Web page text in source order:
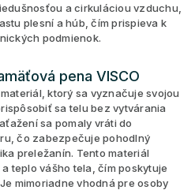
a cirkuláciou vzduchu,
plesní a húb, čím prispieva k
podmienok.
pena VISCO
ktorý sa vyznačuje svojou
sa telu bez vytvárania
sa pomaly vráti do
čo zabezpečuje pohodlný
preležanín. Tento materiál
teplo vášho tela, čím poskytuje
mimoriadne vhodná pre osoby